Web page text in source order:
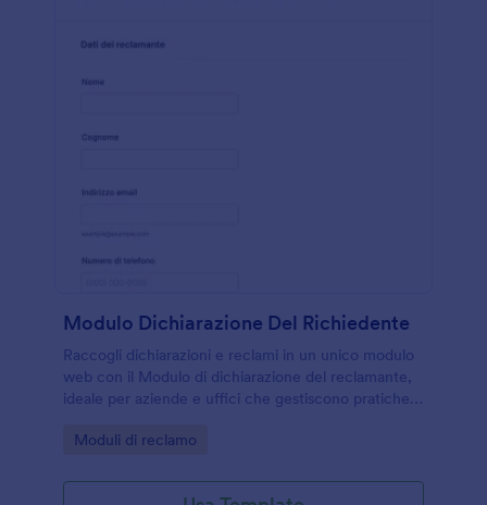
Modulo Dichiarazione Del Richiedente
Raccogli dichiarazioni e reclami in un unico modulo
web con il Modulo di dichiarazione del reclamante,
ideale per aziende e uffici che gestiscono pratiche,
Go to Category:
Moduli di reclamo